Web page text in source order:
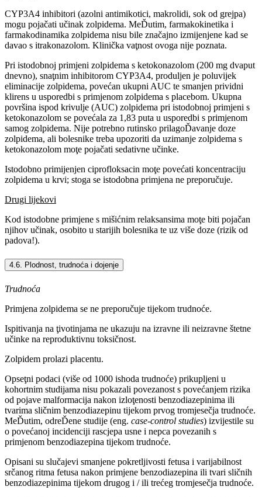
CYP3A4 inhibitori (azolni antimikotici, makrolidi, sok od grejpa)
mogu pojačati učinak zolpidema. MeĎutim, farmakokinetika i
farmakodinamika zolpidema nisu bile značajno izmijenjene kad se
davao s itrakonazolom. Klinička vaţnost ovoga nije poznata.
Pri istodobnoj primjeni zolpidema s ketokonazolom (200 mg dvaput
dnevno), snaţnim inhibitorom CYP3A4, produljen je poluvijek
eliminacije zolpidema, povećan ukupni AUC te smanjen prividni
klirens u usporedbi s primjenom zolpidema s placebom. Ukupna
površina ispod krivulje (AUC) zolpidema pri istodobnoj primjeni s
ketokonazolom se povećala za 1,83 puta u usporedbi s primjenom
samog zolpidema. Nije potrebno rutinsko prilagoĎavanje doze
zolpidema, ali bolesnike treba upozoriti da uzimanje zolpidema s
ketokonazolom moţe pojačati sedativne učinke.
Istodobno primijenjen ciprofloksacin moţe povećati koncentraciju
zolpidema u krvi; stoga se istodobna primjena ne preporučuje.
Drugi lijekovi
Kod istodobne primjene s mišićnim relaksansima moţe biti pojačan
njihov učinak, osobito u starijih bolesnika te uz više doze (rizik od
padova!).
4.6. Plodnost, trudnoća i dojenje
Trudnoća
Primjena zolpidema se ne preporučuje tijekom trudnoće.
Ispitivanja na ţivotinjama ne ukazuju na izravne ili neizravne štetne
učinke na reproduktivnu toksičnost.
Zolpidem prolazi placentu.
Opseţni podaci (više od 1000 ishoda trudnoće) prikupljeni u
kohortnim studijama nisu pokazali povezanost s povećanjem rizika
od pojave malformacija nakon izloţenosti benzodiazepinima ili
tvarima sličnim benzodiazepinu tijekom prvog tromjesečja trudnoće.
MeĎutim, odreĎene studije (eng. case-control studies) izvijestile su
o povećanoj incidenciji rascjepa usne i nepca povezanih s
primjenom benzodiazepina tijekom trudnoće.
Opisani su slučajevi smanjene pokretljivosti fetusa i varijabilnost
srčanog ritma fetusa nakon primjene benzodiazepina ili tvari sličnih
benzodiazepinima tijekom drugog i / ili trećeg tromjesečja trudnoće.